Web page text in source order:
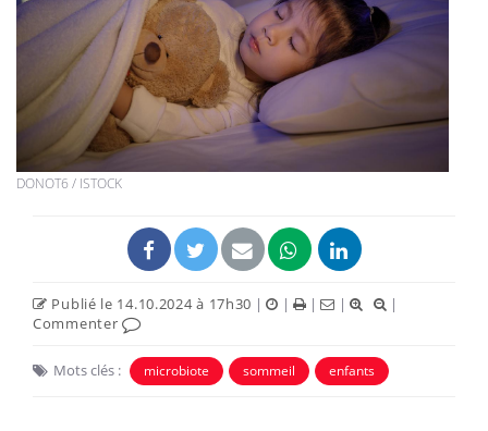
DONOT6 / ISTOCK
Publié le 14.10.2024 à 17h30 | | | |
|
Commenter
Mots clés : microbiote sommeil enfants